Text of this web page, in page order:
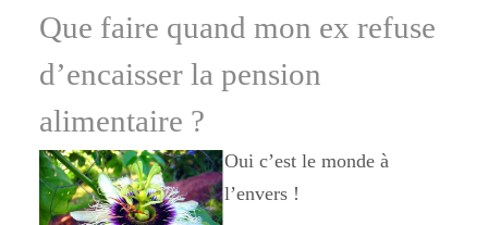
Que faire quand mon ex refuse
d’encaisser la pension
alimentaire ?
Oui c’est le monde à
l’envers !